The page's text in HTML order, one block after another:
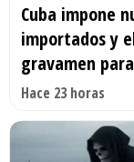
Cuba impone
importados y
gravamen
Hace 23 horas